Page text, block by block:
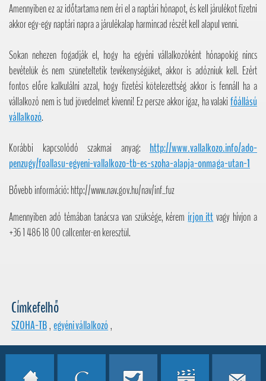
Amennyiben ez az időtartama nem éri el a naptári hónapot, és kell járulékot fizetni
akkor egy-egy naptári napra a járulékalap harmincad részét kell alapul venni.
Sokan nehezen fogadják el, hogy ha egyéni vállalkozóként hónapokig nincs
bevételük és nem szüneteltetik tevékenységüket, akkor is adózniuk kell. Ezért
fontos előre kalkulálni azzal, hogy fizetési kötelezettség akkor is fennáll ha a
vállalkozó nem is tud jövedelmet kivenni! Ez persze akkor igaz, ha valakifőállású
vállalkozó.
Korábbi kapcsolódó szakmai anyag: http://www.vallalkozo.info/ado-
penzugy/foallasu-egyeni-vallalkozo-tb-es-szoha-alapja-onmaga-utan-1
Bővebb információ: http://www.nav.gov.hu/nav/inf_fuz
Amennyiben adó témában tanácsra van szüksége, kéremírjon ittvagy hívjon a
+36 1 486 18 00 callcenter-en keresztül.
Címkefelhő
SZOHA-TB,egyéni vállalkozó,